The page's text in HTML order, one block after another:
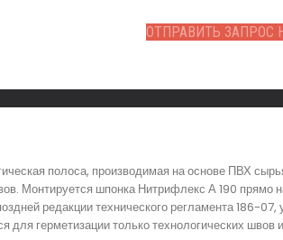
ОТПРАВИТЬ ЗАПРОС
полоса, производимая на основе ПВХ
Монтируется шпонка Нитрифлекс А 190
редакции технического регламента 186-
для герметизации только технологических